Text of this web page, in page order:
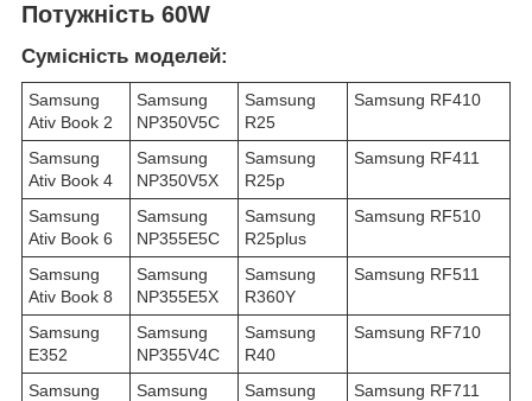
Потужність 60W
Сумісність моделей:
Samsung
Ativ Book 2
Samsung
NP350V5C
Samsung
R25
Samsung RF410
Samsung
Ativ Book 4
Samsung
NP350V5X
Samsung
R25p
Samsung RF411
Samsung
Ativ Book 6
Samsung
NP355E5C
Samsung
R25plus
Samsung RF510
Samsung
Ativ Book 8
Samsung
NP355E5X
Samsung
R360Y
Samsung RF511
Samsung
E352
Samsung
NP355V4C
Samsung
R40
Samsung RF710
Samsung
Samsung
Samsung
Samsung RF711